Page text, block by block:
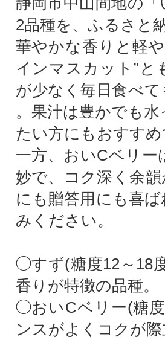
2品種を、ふるさと
華やかな香りと軽
インマスカット”と
が少なく毎日食べ
。果汁は豊かでも
たい方にもおすすめ
一方、おいCベリ
妙で、コク深く余
にも贈答用にも喜
みください。
◯すず(糖度12～18
香りが特徴の品種。
◯おいCベリー(糖
ンスがよくコクが際